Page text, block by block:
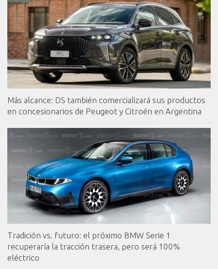
Más alcance: DS también comercializará sus productos
en concesionarios de Peugeot y Citroën en Argentina
Tradición vs. futuro: el próximo BMW Serie 1
recuperaría la tracción trasera, pero será 100%
eléctrico